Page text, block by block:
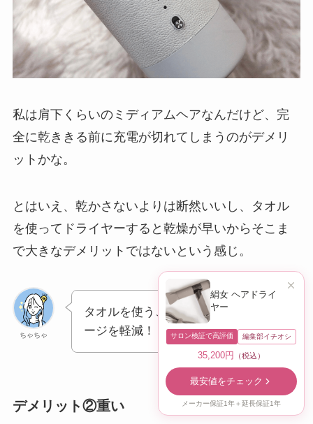
私は肩下くらいのミディアムヘアなんだけど、完
全に乾ききる前に充電が切れてしまうのがデメリ
ットかな。
とはいえ、乾かさないよりは断然いいし、タオル
を使ってドライヤーすると乾燥が早いからそこま
で大きなデメリットではないという感じ。
ちゃちゃ
タオルを使うことで、さらにダメ
ージを軽減！
デメリット②重い
絹女 ヘアドライ
ヤー
サロン検証で高評価 編集部イチオシ
35,200円 （税込）
最安値をチェック
メーカー保証1年＋延長保証1年